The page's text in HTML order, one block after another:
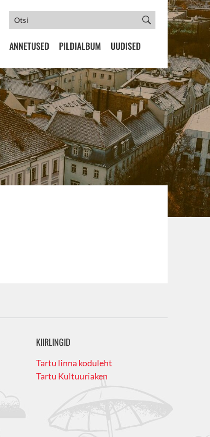
ANNETUSED PILDIALBUM UUDISED
KIIRLINGID
Tartu linna koduleht
Tartu Kultuuriaken